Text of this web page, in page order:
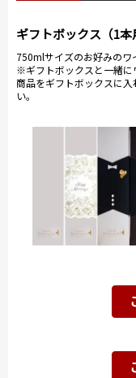
ギフトボックス（1本
750mlサイズのお好みのワ
※ギフトボックスと一緒に
商品をギフトボックスに
い。